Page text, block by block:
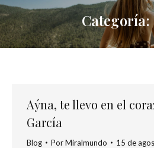
Categoría:
Aýna, te llevo en el
García
Blog PorMiralmundo
15 de